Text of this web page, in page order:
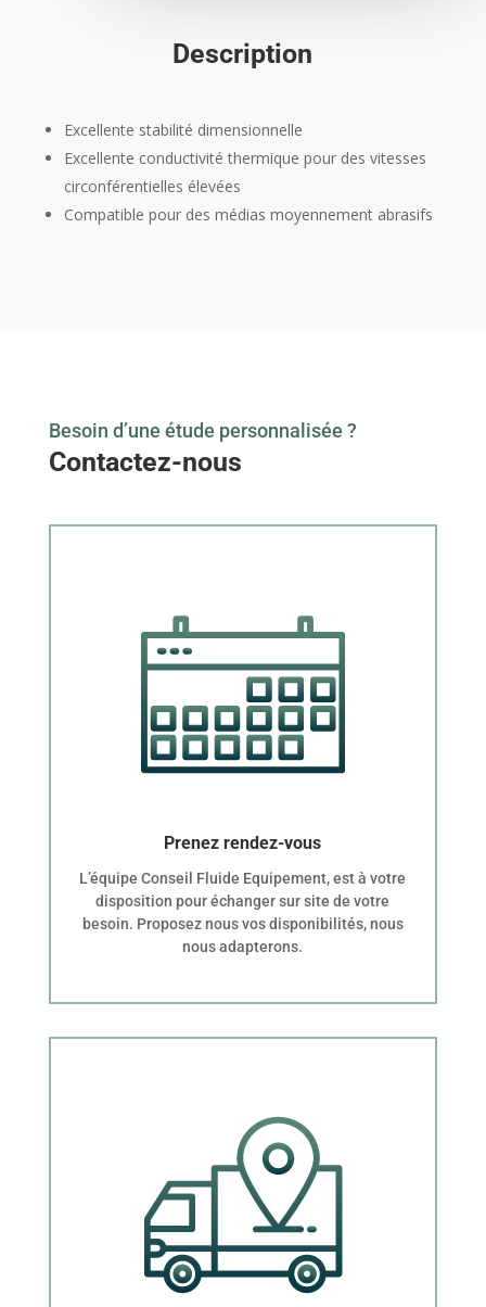
Description
Excellente stabilité dimensionnelle
Excellente conductivité thermique pour des vitesses
circonférentielles élevées
Compatible pour des médias moyennement abrasifs
Besoin d’une étude personnalisée ?
Contactez-nous
Prenez rendez-vous
L’équipe Conseil Fluide Equipement, est à votre
disposition pour échanger sur site de votre
besoin. Proposez nous vos disponibilités, nous
nous adapterons.